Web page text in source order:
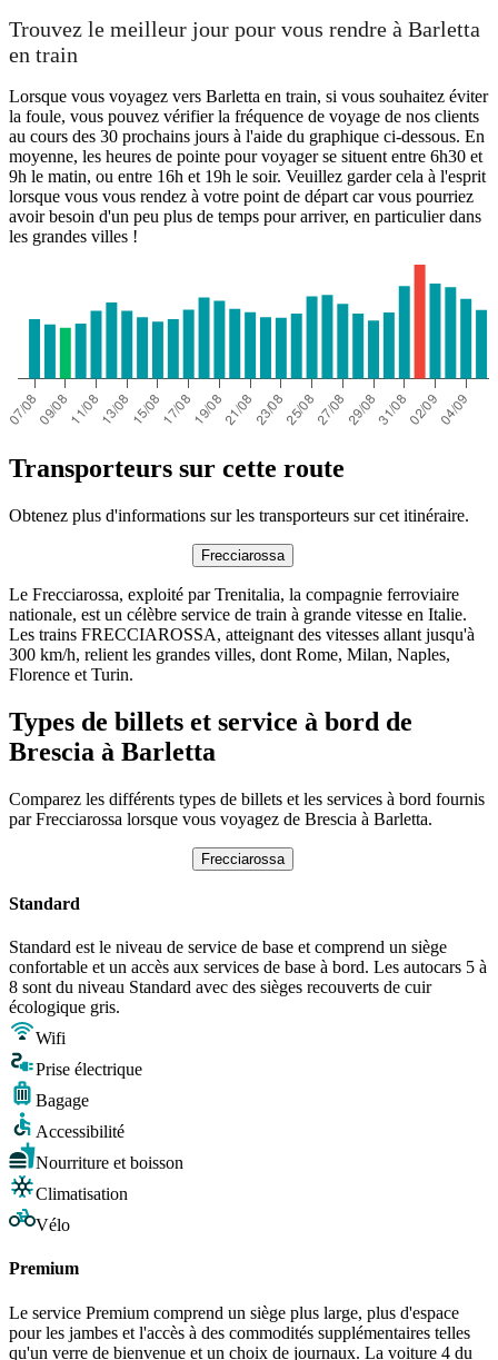
Trouvez le meilleur jour pour vous rendre à Barletta
en train
Lorsque vous voyagez vers Barletta en train, si vous souhaitez éviter
la foule, vous pouvez vérifier la fréquence de voyage de nos clients
au cours des 30 prochains jours à l'aide du graphique ci-dessous. En
moyenne, les heures de pointe pour voyager se situent entre 6h30 et
9h le matin, ou entre 16h et 19h le soir. Veuillez garder cela à l'esprit
lorsque vous vous rendez à votre point de départ car vous pourriez
avoir besoin d'un peu plus de temps pour arriver, en particulier dans
les grandes villes !
Transporteurs sur cette route
Obtenez plus d'informations sur les transporteurs sur cet itinéraire.
Frecciarossa
Le Frecciarossa, exploité par Trenitalia, la compagnie ferroviaire
nationale, est un célèbre service de train à grande vitesse en Italie.
Les trains FRECCIAROSSA, atteignant des vitesses allant jusqu'à
300 km/h, relient les grandes villes, dont Rome, Milan, Naples,
Florence et Turin.
Types de billets et service à bord de
Brescia à Barletta
Comparez les différents types de billets et les services à bord fournis
par Frecciarossa lorsque vous voyagez de Brescia à Barletta.
Frecciarossa
Standard
Standard est le niveau de service de base et comprend un siège
confortable et un accès aux services de base à bord. Les autocars 5 à
8 sont du niveau Standard avec des sièges recouverts de cuir
écologique gris.
Wifi
Prise électrique
Bagage
Accessibilité
Nourriture et boisson
Climatisation
Vélo
Premium
Le service Premium comprend un siège plus large, plus d'espace
pour les jambes et l'accès à des commodités supplémentaires telles
qu'un verre de bienvenue et un choix de journaux. La voiture 4 du